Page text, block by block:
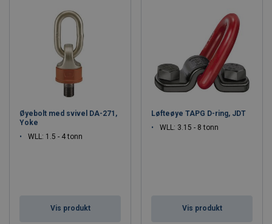
Øyebolt med svivel DA-271,
Yoke
WLL: 1.5 - 4 tonn
Vis produkt
Løfteøye TAPG D-ring, JDT
WLL: 3.15 - 8 tonn
Vis produkt